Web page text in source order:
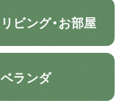
リビング・お部屋
ベランダ